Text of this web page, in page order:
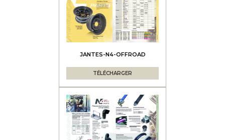
JANTES-N4-OFFROAD
TÉLÉCHARGER